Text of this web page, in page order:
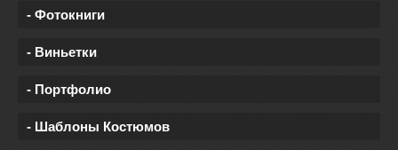
- Фотокниги
- Виньетки
- Портфолио
- Шаблоны Костюмов